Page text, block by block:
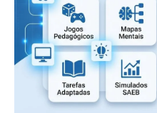
→ Cartaz de Páscoa
→Decoração de Páscoa
Volta às Aulas: